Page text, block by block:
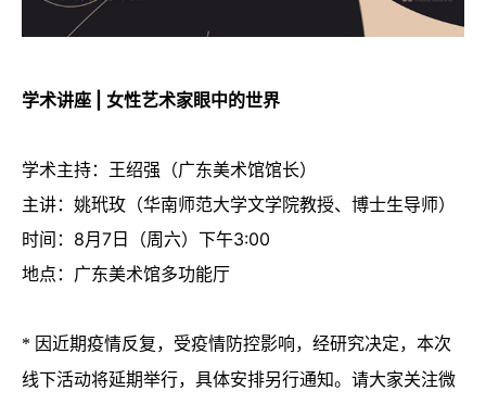
学术讲座 | 女性艺术家眼中的世界
学术主持：王绍强（广东美术馆馆长）
主讲：姚玳玫（华南师范大学文学院教授、博士生导师）
时间：8月7日（周六）下午3:00
地点：广东美术馆多功能厅
* 因近期疫情反复，受疫情防控影响，经研究决定，本次
线下活动将延期举行，具体安排另行通知。请大家关注微